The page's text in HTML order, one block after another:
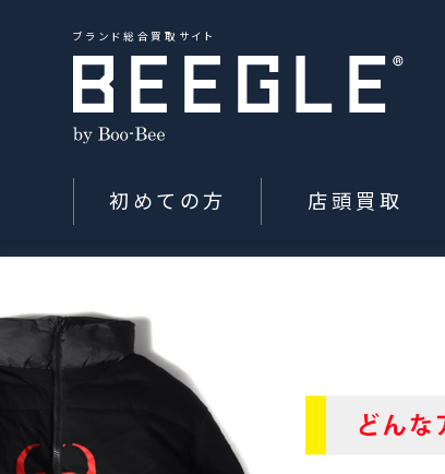
ブランド総合買取サイト
初めての方 店頭買取